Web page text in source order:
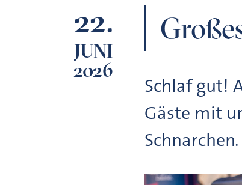
22.
JUNI
2026
Schlaf gut!
Gäste mit
Schnarchen.